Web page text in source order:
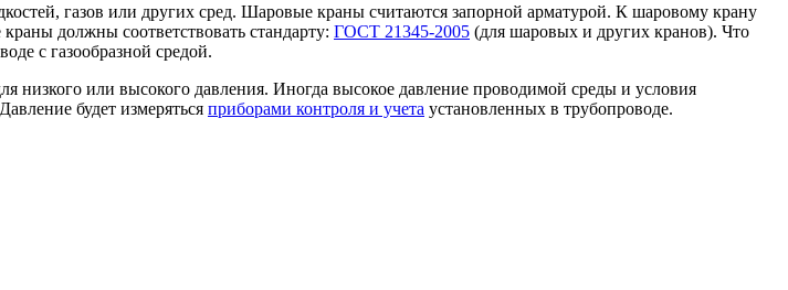
газов или других сред. Шаровые краны считаются запорной арматурой. К шаровому крану
должны соответствовать стандарту: ГОСТ 21345-2005 (для шаровых и других кранов). Что
с газообразной средой.
низкого или высокого давления. Иногда высокое давление проводимой среды и условия
будет измеряться приборами контроля и учета установленных в трубопроводе.